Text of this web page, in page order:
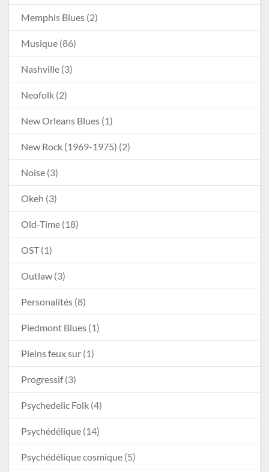
Memphis Blues (2)
Musique (86)
Nashville (3)
Neofolk (2)
New Orleans Blues (1)
New Rock (1969-1975) (2)
Noise (3)
Okeh (3)
Old-Time (18)
OST(1)
Outlaw (3)
Personalités (8)
Piedmont Blues (1)
Pleins feux sur (1)
Progressif(3)
Psychedelic Folk (4)
Psychédélique (14)
Psychédélique cosmique (5)